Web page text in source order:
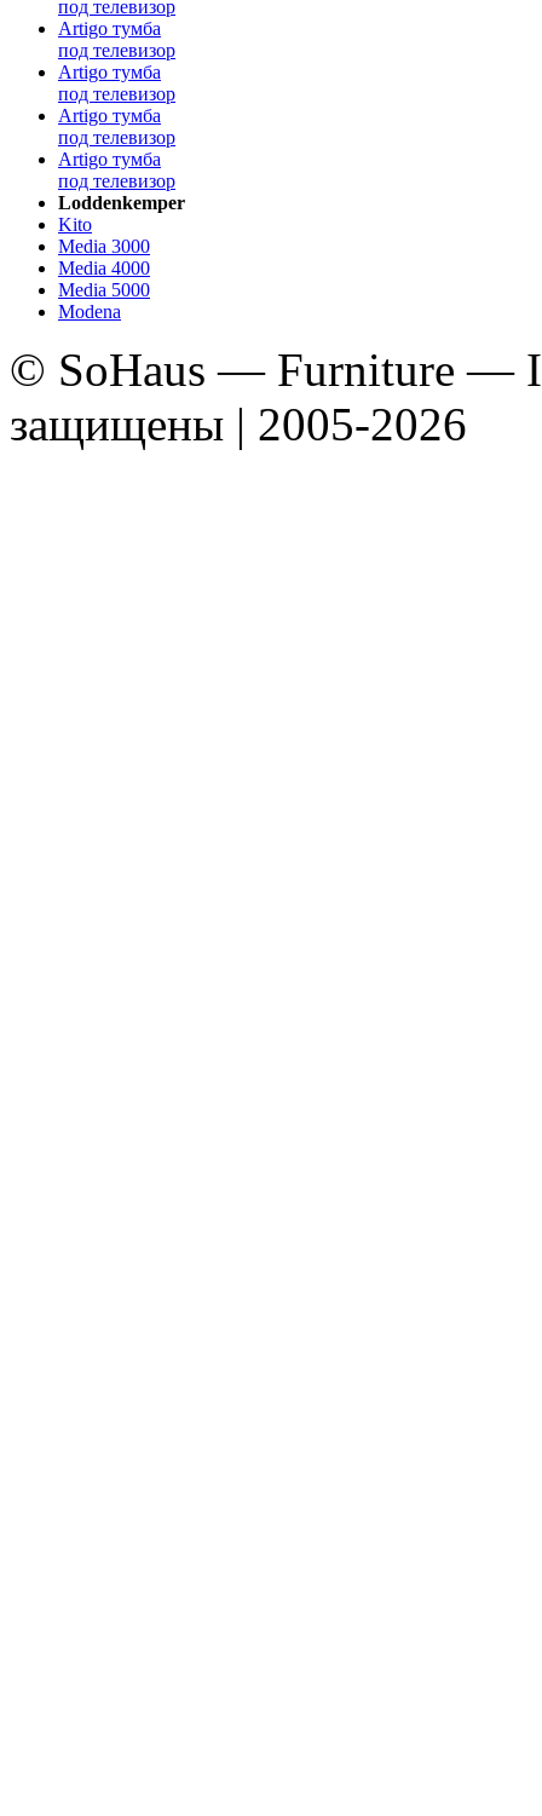
под телевизор
Artigo тумба
под телевизор
Artigo тумба
под телевизор
Artigo тумба
под телевизор
Artigo тумба
под телевизор
Loddenkemper
Kito
Media 3000
Media 4000
Media 5000
Modena
© SoHaus — Furniture —
защищены | 2005-2026